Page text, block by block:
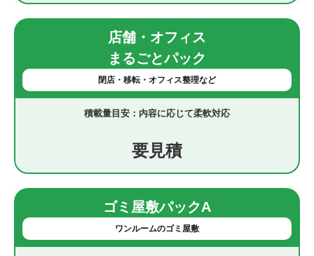
店舗・オフィス
まるごとパック
閉店・移転・オフィス整理など
内容に応じて柔軟対応
要見積
ゴミ屋敷パックA
ワンルームのゴミ屋敷